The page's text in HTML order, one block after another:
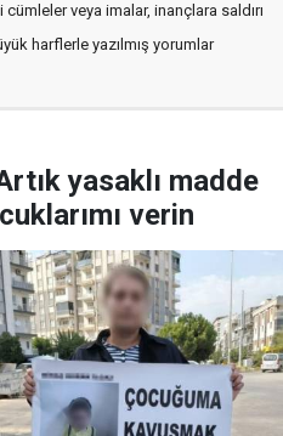
veya imalar, inançlara saldırı
harflerle yazılmış yorumlar
yasaklı madde
verin